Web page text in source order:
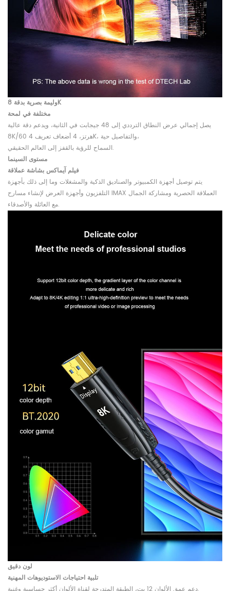
وليمة بصرية بدقة 8K
مختلفة في لمحة
يصل إجمالي عرض النطاق الترددي إلى 48 جيجابت في الثانية، ويدعم دقة عالية
8K/60 هرتز، 4 أضعاف تعريف 4K، والتفاصيل حية،
السماح للرؤية بالقفز إلى العالم الحقيقي.
مستوى السينما
فيلم آيماكس بشاشة عملاقة
يتم توصيل أجهزة الكمبيوتر والصناديق الذكية والمشغلات وما إلى ذلك بأجهزة
التلفزيون وأجهزة العرض لإنشاء مسارح IMAX العملاقة الحصرية ومشاركة الجمال
مع العائلة والأصدقاء.
لون دقيق
تلبية احتياجات الاستوديوهات المهنية